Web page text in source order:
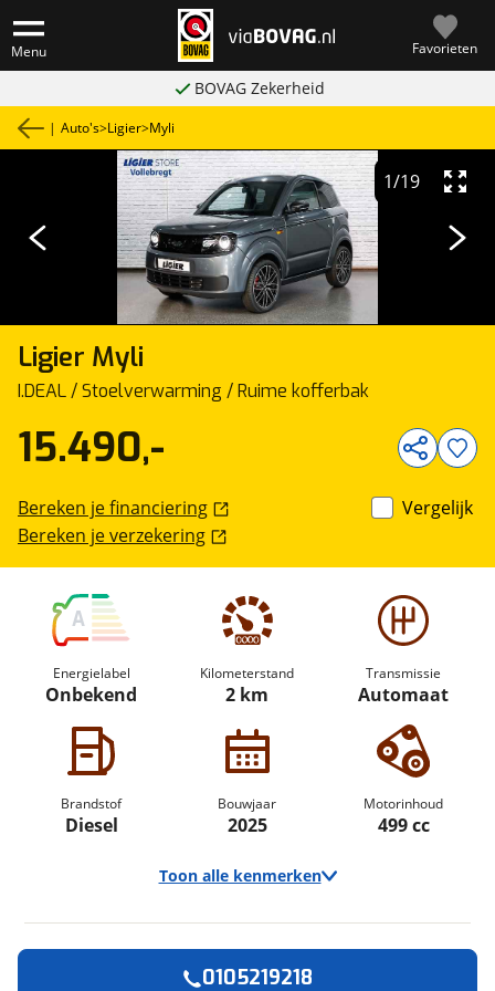
Menu Favorieten
BOVAG Zekerheid
| Auto's>Ligier>Myli
Ligier Myli
I.DEAL / Stoelverwarming / Ruime kofferbak
1/19
A
Energielabel
Onbekend
Kilometerstand
2 km
Transmissie
Automaat
Brandstof
Diesel
Bouwjaar
2025
Motorinhoud
499 cc
Toon alle kenmerken
15.490,-
Bereken je financiering
Bereken je verzekering
Vergelijk
0105219218